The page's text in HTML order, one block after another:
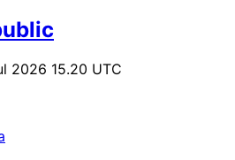
2026 15.20 UTC